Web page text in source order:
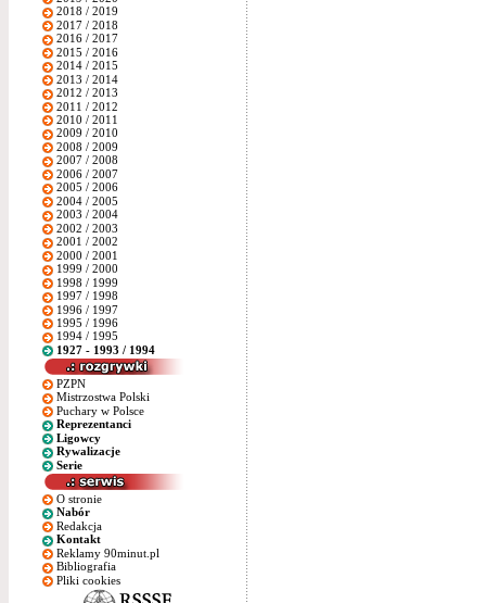
2018 / 2019
2017 / 2018
2016 / 2017
2015 / 2016
2014 / 2015
2013 / 2014
2012 / 2013
2011 / 2012
2010 / 2011
2009 / 2010
2008 / 2009
2007 / 2008
2006 / 2007
2005 / 2006
2004 / 2005
2003 / 2004
2002 / 2003
2001 / 2002
2000 / 2001
1999 / 2000
1998 / 1999
1997 / 1998
1996 / 1997
1995 / 1996
1994 / 1995
1927 - 1993 / 1994
PZPN
Mistrzostwa Polski
Puchary w Polsce
Reprezentanci
Ligowcy
Rywalizacje
Serie
O stronie
Nabór
Redakcja
Kontakt
Reklamy 90minut.pl
Bibliografia
Pliki cookies